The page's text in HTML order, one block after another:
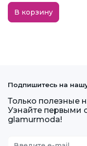
В корзину
Подпишитесь на
Только полезные
Узнайте первыми
glamurmoda!